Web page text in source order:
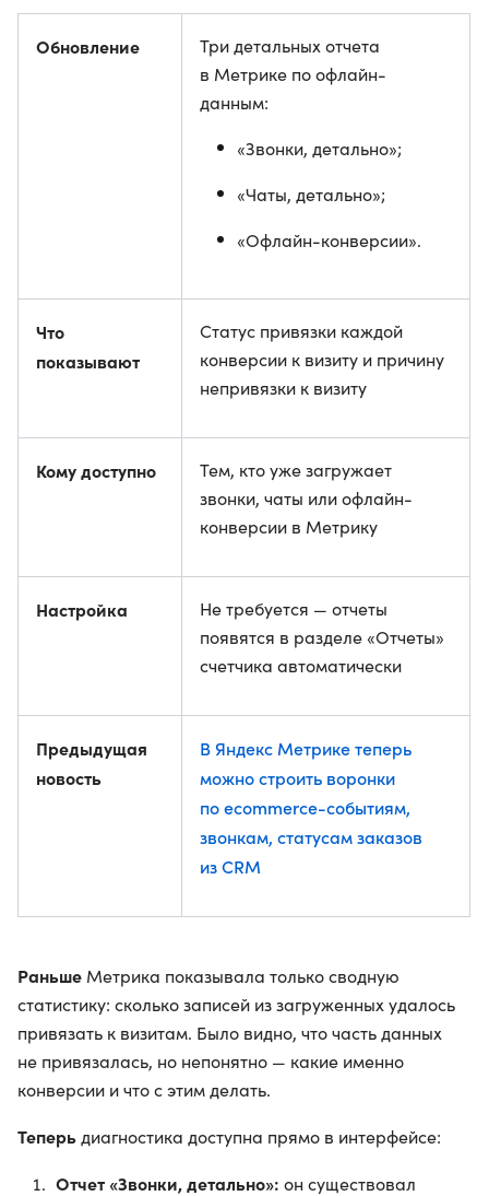
Обновление
Три детальных отчета
в Метрике по офлайн-
данным:
«Звонки, детально»;
«Чаты, детально»;
«Офлайн-конверсии».
Что
показывают
Статус привязки каждой
конверсии к визиту и причину
непривязки к визиту
Кому доступно
Тем, кто уже загружает
звонки, чаты или офлайн-
конверсии в Метрику
Настройка
Не требуется — отчеты
появятся в разделе «Отчеты»
счетчика автоматически
Предыдущая
новость
В Яндекс Метрике теперь
можно строить воронки
по ecommerce-событиям,
звонкам, статусам заказов
из CRM
Раньше Метрика показывала только сводную
статистику: сколько записей из загруженных удалось
привязать к визитам. Было видно, что часть данных
не привязалась, но непонятно — какие именно
конверсии и что с этим делать.
Теперь диагностика доступна прямо в интерфейсе:
Отчет «Звонки, детально»: он существовал